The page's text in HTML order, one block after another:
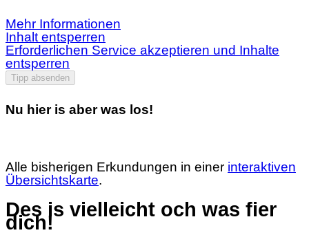
Mehr Informationen
Inhalt entsperren
Erforderlichen Service akzeptieren und Inhalte
entsperren
Tipp absenden
Nu hier is aber was los!
Alle bisherigen Erkundungen in einer interaktiven
Übersichtskarte.
Des is vielleicht och was fier
dich!